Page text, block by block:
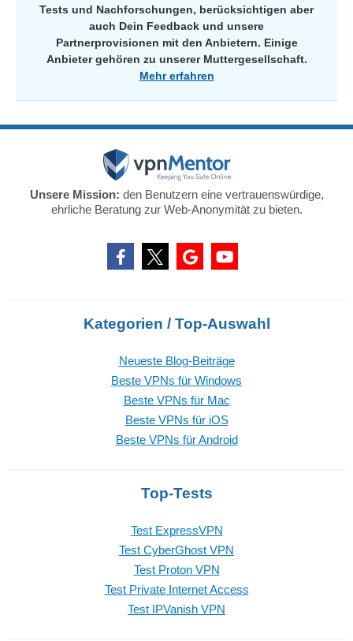
Tests und Nachforschungen, berücksichtigen aber
auch Dein Feedback und unsere
Partnerprovisionen mit den Anbietern. Einige
Anbieter gehören zu unserer Muttergesellschaft.
Mehr erfahren
Unsere Mission: den Benutzern eine vertrauenswürdige,
ehrliche Beratung zur Web-Anonymität zu bieten.
Kategorien / Top-Auswahl
Neueste Blog-Beiträge
Beste VPNs für Windows
Beste VPNs für Mac
Beste VPNs für iOS
Beste VPNs für Android
Top-Tests
Test ExpressVPN
Test CyberGhost VPN
Test Proton VPN
Test Private Internet Access
Test IPVanish VPN